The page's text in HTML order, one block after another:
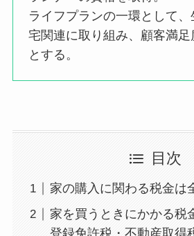
ライフプランの一環として
宅関連に取り組み、顧客満
とする。
目次
家の購入に関わる税金は
家を買うときにかかる税